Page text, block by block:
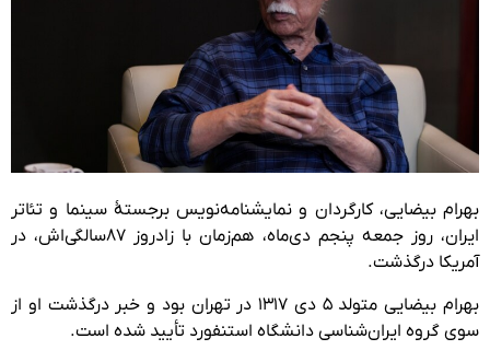
بهرام بیضایی، کارگردان و نمایشنامه‌نویس برجستهٔ سینما و تئاتر
ایران، روز جمعه پنجم دی‌ماه، هم‌زمان با زادروز ۸۷سالگی‌اش، در
آمریکا درگذشت.
بهرام بیضایی متولد ۵ دی ۱۳۱۷ در تهران بود و خبر درگذشت او از
سوی گروه ایران‌شناسی دانشگاه استنفورد تأیید شده است.